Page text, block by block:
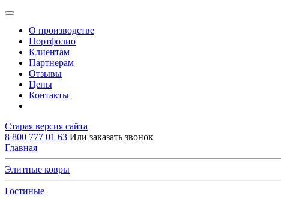
О производстве
Портфолио
Клиентам
Партнерам
Отзывы
Цены
Контакты
Старая версия сайта
8 800 777 01 63 Или заказать звонок
Главная
Элитные ковры
Гостиные